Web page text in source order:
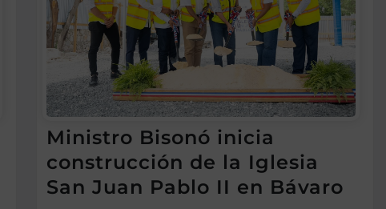
Ministro Bisonó inicia
construcción de la Iglesia
San Juan Pablo II en Bávaro